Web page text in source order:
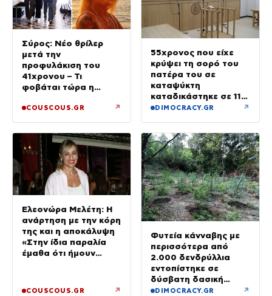
Σύρος: Νέο θρίλερ
μετά την
προφυλάκιση του
41χρονου – Τι
φοβάται τώρα η
COUSCOUS.GR ↗
55χρονος που είχε
κρύψει τη σορό του
πατέρα του σε
καταψύκτη
καταδικάστηκε σε 11
μήνες με αναστολή
DIMOCRACY.GR ↗
Ελεονώρα Μελέτη: Η
ανάρτηση με την κόρη
της και η αποκάλυψη
«Στην ίδια παραλία
έμαθα ότι ήμουν
COUSCOUS.GR ↗
Φυτεία κάνναβης με
περισσότερα από
2.000 δενδρύλλια
εντοπίστηκε σε
δύσβατη δασική
περιοχή στη Φθιώτιδα
DIMOCRACY.GR ↗